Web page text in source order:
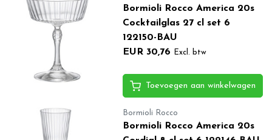
Bormioli Rocco America 20s
Cocktailglas 27 cl set 6
122150-BAU
EUR 30,76
Excl. btw
Toevoegen aan winkelwagen
Bormioli Rocco
Bormioli Rocco America 20s